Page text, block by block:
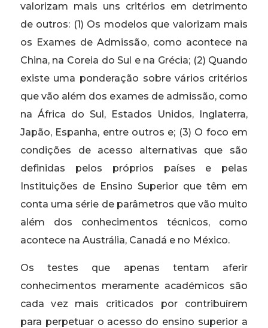
valorizam mais uns critérios em detrimento
de outros: (1) Os modelos que valorizam mais
os Exames de Admissão, como acontece na
China, na Coreia do Sul e na Grécia; (2) Quando
existe uma ponderação sobre vários critérios
que vão além dos exames de admissão, como
na África do Sul, Estados Unidos, Inglaterra,
Japão, Espanha, entre outros e; (3) O foco em
condições de acesso alternativas que são
definidas pelos próprios países e pelas
Instituições de Ensino Superior que têm em
conta uma série de parâmetros que vão muito
além dos conhecimentos técnicos, como
acontece na Austrália, Canadá e no México.
Os testes que apenas tentam aferir
conhecimentos meramente académicos são
cada vez mais criticados por contribuírem
para perpetuar o acesso do ensino superior a